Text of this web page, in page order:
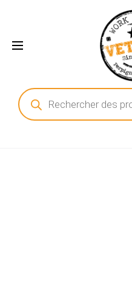
Recherche
de
produits